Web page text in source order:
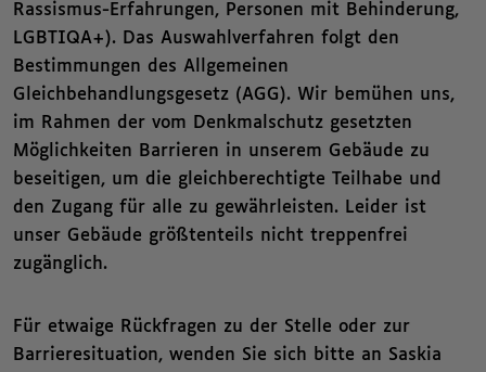
Rassismus-Erfahrungen, Personen mit Behinderung,
LGBTIQA+). Das Auswahlverfahren folgt den
Bestimmungen des Allgemeinen
Gleichbehandlungsgesetz (AGG). Wir bemühen uns,
im Rahmen der vom Denkmalschutz gesetzten
Möglichkeiten Barrieren in unserem Gebäude zu
beseitigen, um die gleichberechtigte Teilhabe und
den Zugang für alle zu gewährleisten. Leider ist
unser Gebäude größtenteils nicht treppenfrei
zugänglich.
Für etwaige Rückfragen zu der Stelle oder zur
Barrieresituation, wenden Sie sich bitte an Saskia